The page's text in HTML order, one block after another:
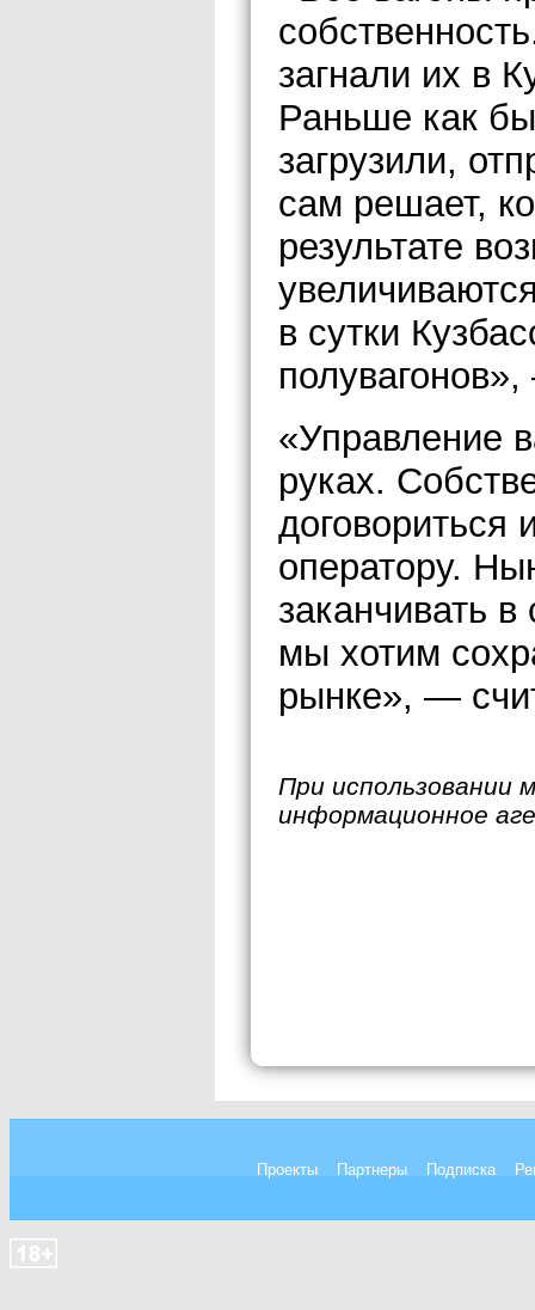
загнали их в
Раньше как
загрузили,
сам решает,
результате
в сутки
«Управление
руках.
договориться
оператору.
заканчивать
мы хотим
рынке», —
При использовании
информационное
Проекты Партнеры Подписка